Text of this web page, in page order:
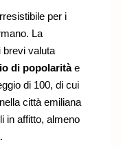
per i
La
brevi valuta
di popolaritàe
di 100, di cui
città emiliana
in affitto, almeno